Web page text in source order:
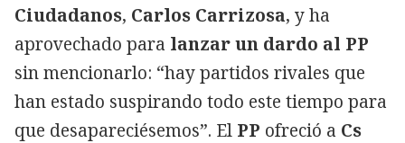
Ciudadanos, Carlos Carrizosa, y ha
aprovechado para lanzar un dardo al PP
sin mencionarlo: “hay partidos rivales que
han estado suspirando todo este tiempo para
que desapareciésemos”. El PP ofreció a Cs